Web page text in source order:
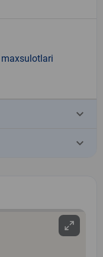
keyboard_arrow_down
keyboard_arrow_down